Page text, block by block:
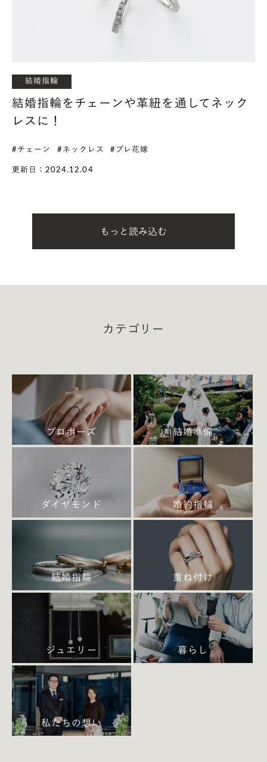
結婚指輪
結婚指輪をチェーンや革紐を通してネック
レスに！
#チェーン #ネックレス #プレ花嫁
更新日：2024.12.04
もっと読み込む
カテゴリー
プロポーズ 結婚準備
ダイヤモンド 婚約指輪
結婚指輪 重ね付け
ジュエリー 暮らし
私たちの想い